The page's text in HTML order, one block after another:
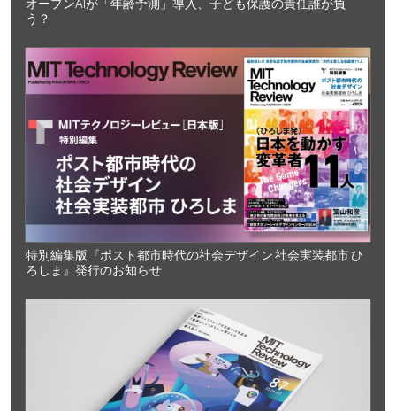
オープンAIが「年齢予測」導入、子ども保護の責任誰が負
う？
特別編集版『ポスト都市時代の社会デザイン 社会実装都市 ひ
ろしま』発行のお知らせ